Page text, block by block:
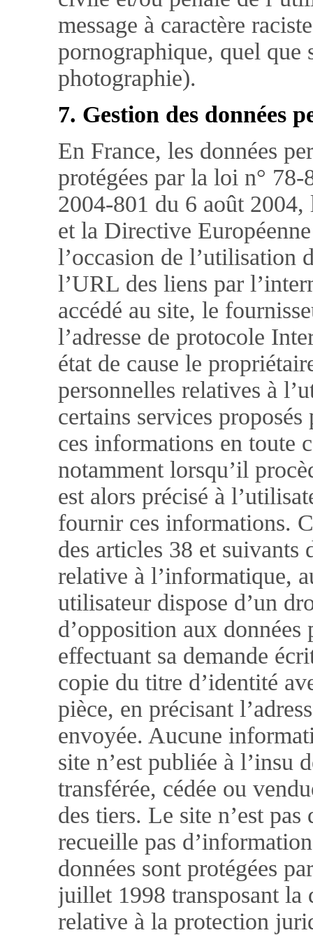
message à caractère
pornographique, quel
photographie).
7. Gestion des données
En France, les données
protégées par la loi n°
2004-801 du 6 août
et la Directive
l’occasion de l’utilisation
l’URL des liens par
accédé au site, le
l’adresse de protocole
état de cause le
personnelles relatives à
certains services
ces informations en toute
notamment lorsqu’il
est alors précisé à
fournir ces informations.
des articles 38 et
relative à l’informatique,
utilisateur dispose d’un
d’opposition aux données
effectuant sa demande
copie du titre d’identité
pièce, en précisant
envoyée. Aucune
site n’est publiée à l’insu
transférée, cédée ou
des tiers. Le site n’est
recueille pas
données sont protégées
juillet 1998 transposant la
relative à la protection